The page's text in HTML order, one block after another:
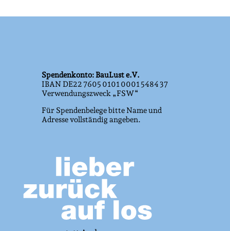
Spendenkonto: BauLust e.V.
IBAN DE22 7605 0101 0001 5484 37
Verwendungszweck „FSW“
Für Spendenbelege bitte Name und
Adresse vollständig angeben.